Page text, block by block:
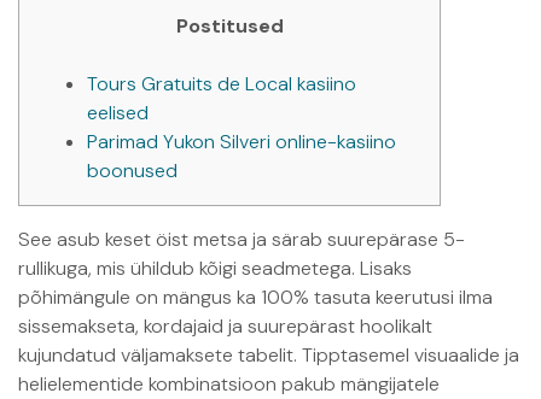
Postitused
Tours Gratuits de Local kasiino
eelised
Parimad Yukon Silveri online-kasiino
boonused
See asub keset öist metsa ja särab suurepärase 5-
rullikuga, mis ühildub kõigi seadmetega. Lisaks
põhimängule on mängus ka 100% tasuta keerutusi ilma
sissemakseta, kordajaid ja suurepärast hoolikalt
kujundatud väljamaksete tabelit. Tipptasemel visuaalide ja
helielementide kombinatsioon pakub mängijatele